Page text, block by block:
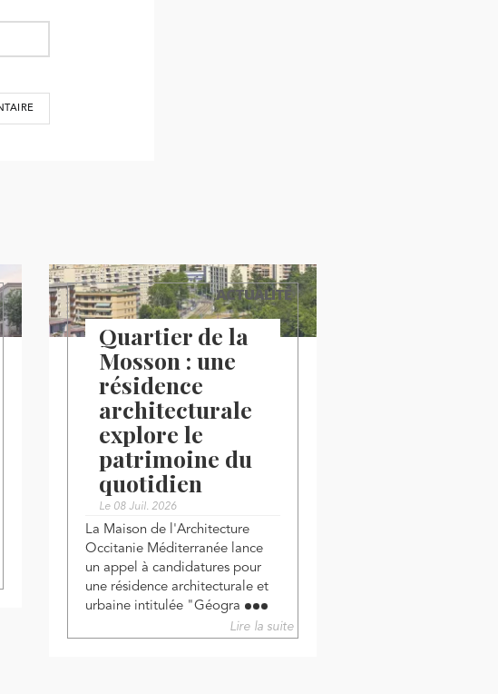
ACTUALITÉ
Quartier de la
Mosson : une
résidence
architecturale
explore le
patrimoine du
quotidien
Le 08 Juil. 2026
La Maison de l'Architecture
Occitanie Méditerranée lance
un appel à candidatures pour
une résidence architecturale et
urbaine intitulée "Géogra
Lire la suite